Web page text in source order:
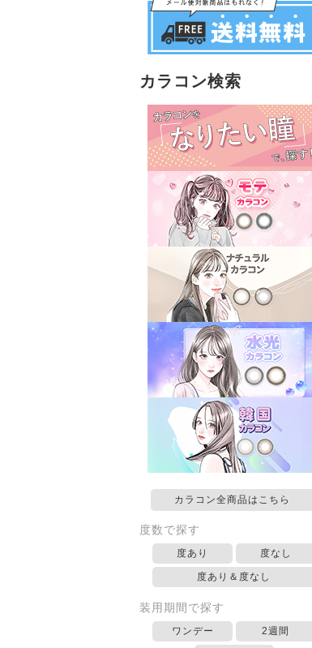
カラコン検索
カラコン全商品はこちら
度数で探す
度あり 度なし
度あり＆度なし
装用期間で探す
ワンデー 2週間